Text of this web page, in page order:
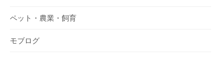
ペット・農業・飼育
モブログ